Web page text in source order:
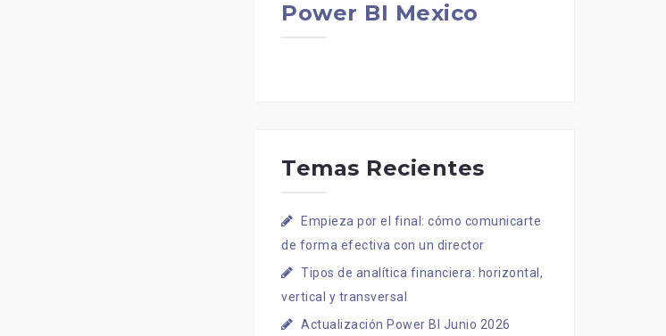
Power BI Mexico
Temas Recientes
Empieza por el final: cómo comunicarte
de forma efectiva con un director
Tipos de analítica financiera: horizontal,
vertical y transversal
Actualización Power BI Junio 2026